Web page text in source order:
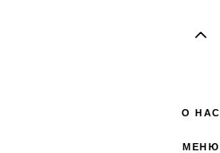
О НАС
МЕНЮ